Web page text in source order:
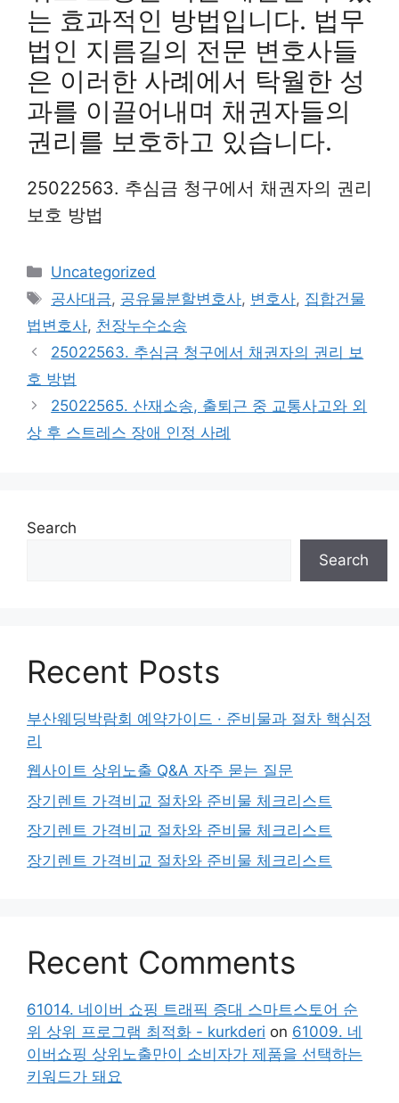
는 효과적인 방법입니다. 법무
법인 지름길의 전문 변호사들
은 이러한 사례에서 탁월한 성
과를 이끌어내며 채권자들의
권리를 보호하고 있습니다.
25022563. 추심금 청구에서 채권자의 권리
보호 방법
Categories
Uncategorized
Tags
공사대금, 공유물분할변호사, 변호사, 집합건물
법변호사, 천장누수소송
25022563. 추심금 청구에서 채권자의 권리 보
호 방법
25022565. 산재소송, 출퇴근 중 교통사고와 외
상 후 스트레스 장애 인정 사례
Search
Search
Recent Posts
부산웨딩박람회 예약가이드 · 준비물과 절차 핵심정
리
웹사이트 상위노출 Q&A 자주 묻는 질문
장기렌트 가격비교 절차와 준비물 체크리스트
장기렌트 가격비교 절차와 준비물 체크리스트
장기렌트 가격비교 절차와 준비물 체크리스트
Recent Comments
61014. 네이버 쇼핑 트래픽 증대 스마트스토어 순
위 상위 프로그램 최적화 - kurkderi on 61009. 네
이버쇼핑 상위노출만이 소비자가 제품을 선택하는
키워드가 돼요